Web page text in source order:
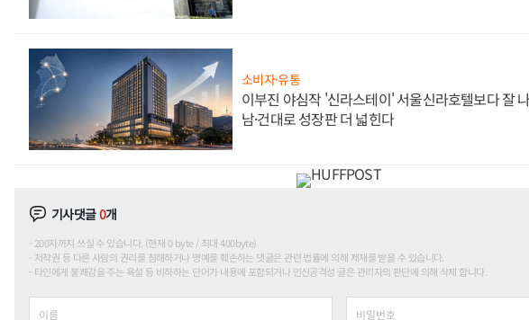
소비자·유통
이부진 야심작 '신라스테이' 서울신라호텔보다 잘
남·건대로 성장판 더 넓힌다
기사댓글0개
200자까지 쓰실 수 있습니다. (현재 0 byte / 최대 400byte)
저작권 등 다른 사람의 권리를 침해하거나 명예를 훼손하는 댓글은 관련 법률에 의해 제재를 받을 수 있습니다.
타인에게 불쾌감을 주는 욕설 등 비하하는 단어가 내용에 포함되거나 인신공격성 글은 관리자의 판단에 의해 삭제 합니다.